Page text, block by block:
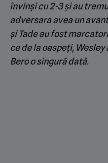
învinși cu 2-3 și au
adversara avea un
și Tade au fost
ce de la oaspeți,
Bero o singură dată.